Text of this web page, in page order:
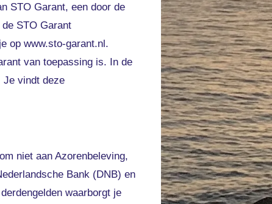
STO Garant, een door de
STO Garant
op www.sto-garant.nl.
van toepassing is. In de
Je vindt deze
niet aan Azorenbeleving,
Bank (DNB) en
waarborgt je